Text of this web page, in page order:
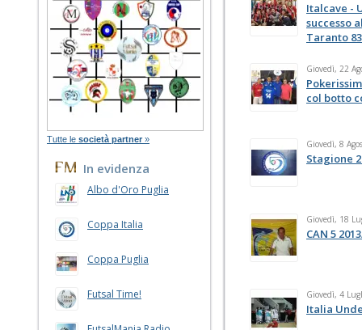
Tutte le società partner »
In evidenza
Albo d'Oro Puglia
Coppa Italia
Coppa Puglia
Futsal Time!
Italcave -
successo
Taranto 83
Giovedì, 22
col botto
Giovedì, 8
Stagione
Giovedì, 18
CAN 5
Giovedì, 4
Italia